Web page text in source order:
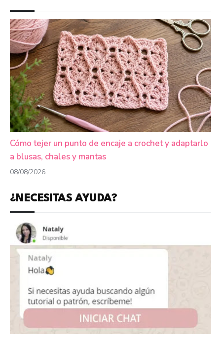
Cómo tejer un punto de encaje a crochet y adaptarlo
a blusas, chales y mantas
08/08/2026
¿NECESITAS AYUDA?